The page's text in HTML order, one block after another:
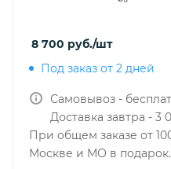
8 700 руб./шт
Под заказ от 2 дней
Самовывоз -
Доставка завтра - 3
При общем заказе от
Москве и МО в подарок.